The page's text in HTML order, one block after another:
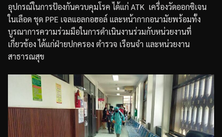
อุปกรณ์ในการป้องกันควบคุมโรค ได้แก่ ATK เครื่องวัดออกซิเจน
ในเลือดชุด PPE เจลแอลกอฮอล์ และหน้ากากอนามัยพร้อมทั้ง
บูรณาการความร่วมมือในการดำเนินงานร่วมกับหน่วยงานที่
เกี่ยวข้อง ได้แก่ฝ่ายปกครอง ตำรวจ เรือนจำ และหน่วยงาน
สาธารณสุข